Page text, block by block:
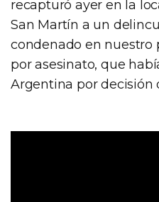
recapturó ayer en la
San Martín a un
condenado en nuestro
por asesinato, que
Argentina por decisión